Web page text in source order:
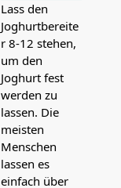
Lass den
Joghurtbereite
r 8-12 stehen,
um den
Joghurt fest
werden zu
lassen. Die
meisten
Menschen
lassen es
einfach über